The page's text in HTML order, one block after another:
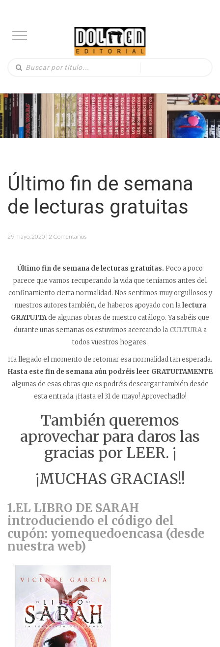
Último fin de semana
de lecturas gratuitas
29 mayo, 2020 | 2 Comentarios
Último fin de semana de lecturas gratuitas. Poco a poco
parece que vamos recuperando la vida que teníamos antes del
confinamiento cierta normalidad. Nos sentimos muy orgullosos y
nuestros autores también, de haberos apoyado con lalectura
GRATUITAde algunas obras de nuestro catálogo. Ya sabéis que
durante unas semanas os estuvimos acercando la CULTURAa
todos vuestros hogares.
Ha llegado el momento de retomar esa normalidad tan esperada.
Hasta este fin de semana aún podréis leer GRATUITAMENTE
algunas de esas obras que os podréis descargar también desde
esta entrada. ¡Hasta el 31 de mayo! Aprovechadlo!
También queremos
aprovechar para daros las
gracias por LEER. ¡
¡MUCHAS GRACIAS!!
1.EL LIBRO DE SARAH
introduciendo el código del
cupón: yomequedoencasa (desde
nuestra web)